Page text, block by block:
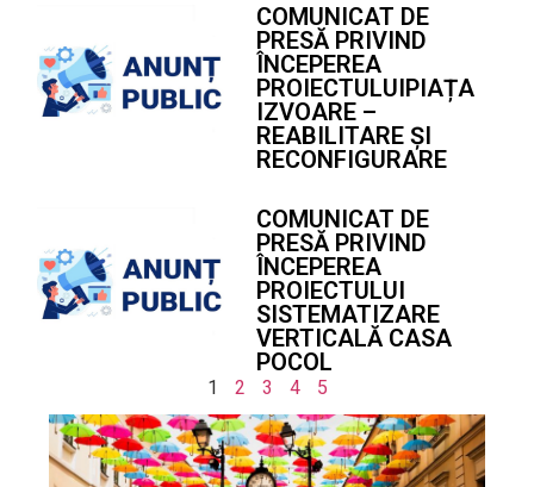
COMUNICAT DE
PRESĂ PRIVIND
ÎNCEPEREA
PROIECTULUIPIAȚA
IZVOARE –
REABILITARE ȘI
RECONFIGURARE
COMUNICAT DE
PRESĂ PRIVIND
ÎNCEPEREA
PROIECTULUI
SISTEMATIZARE
VERTICALĂ CASA
POCOL
1 2 3 4 5